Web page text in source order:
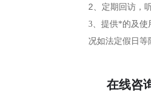
2、定期回访，
3、提供*的及使
况如法定假日等
在线咨